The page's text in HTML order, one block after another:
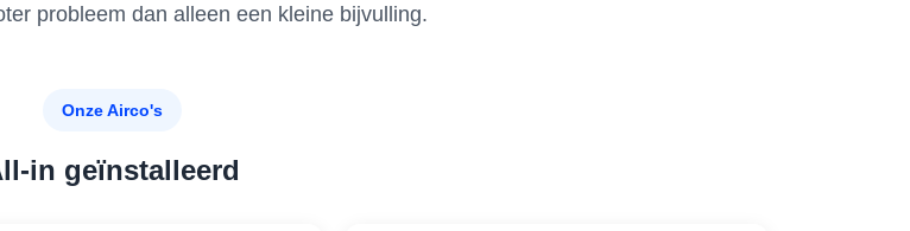
probleem dan alleen een kleine bijvulling.
Onze Airco's
in geïnstalleerd